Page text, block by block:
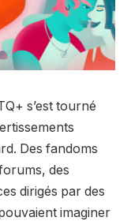
s’est tourné
Des fandoms
des
dirigés par des
imaginer